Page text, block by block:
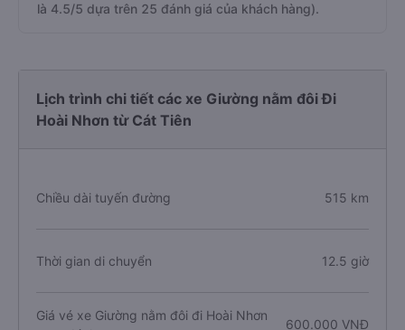
là 4.5/5 dựa trên 25 đánh giá của khách hàng).
Lịch trình chi tiết các xe Giường nằm đôi Đi
Hoài Nhơn từ Cát Tiên
Chiều dài tuyến đường 515 km
Thời gian di chuyển 12.5 giờ
Giá vé xe Giường nằm đôi đi Hoài Nhơn
600.000 VNĐ